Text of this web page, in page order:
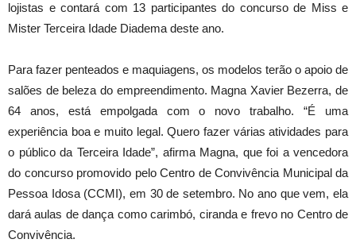
lojistas e contará com 13 participantes do concurso de Miss e
Mister Terceira Idade Diadema deste ano.
Para fazer penteados e maquiagens, os modelos terão o apoio de
salões de beleza do empreendimento. Magna Xavier Bezerra, de
64 anos, está empolgada com o novo trabalho. “É uma
experiência boa e muito legal. Quero fazer várias atividades para
o público da Terceira Idade”, afirma Magna, que foi a vencedora
do concurso promovido pelo Centro de Convivência Municipal da
Pessoa Idosa (CCMI), em 30 de setembro. No ano que vem, ela
dará aulas de dança como carimbó, ciranda e frevo no Centro de
Convivência.